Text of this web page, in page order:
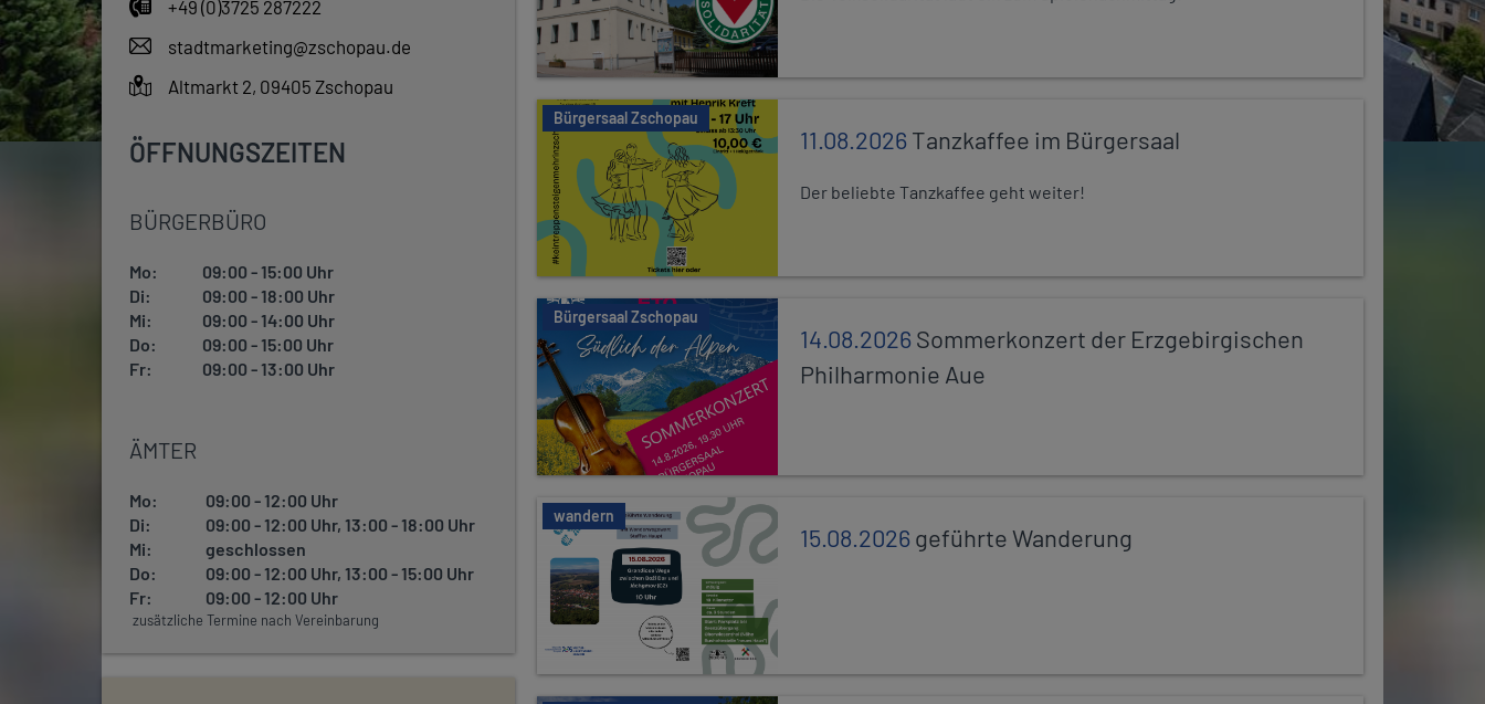
+49 (0)3725 287222
stadtmarketing@zschopau.de
Altmarkt 2, 09405 Zschopau
ÖFFNUNGSZEITEN
BÜRGERBÜRO
Mo:
09:00 - 15:00 Uhr
Di:
09:00 - 18:00 Uhr
Mi:
09:00 - 14:00 Uhr
Do:
09:00 - 15:00 Uhr
Fr:
09:00 - 13:00 Uhr
ÄMTER
Mo:
09:00 - 12:00 Uhr
Di:
09:00 - 12:00 Uhr, 13:00 - 18:00 Uhr
Mi:
geschlossen
Do:
09:00 - 12:00 Uhr, 13:00 - 15:00 Uhr
Fr:
09:00 - 12:00 Uhr
zusätzliche Termine nach Vereinbarung
Bürgersaal Zschopau
11.08.2026Tanzkaffee im Bürgersaal
Der beliebte Tanzkaffee geht weiter!
Bürgersaal Zschopau
14.08.2026Sommerkonzert der Erzgebirgischen
Philharmonie Aue
wandern
15.08.2026geführte Wanderung